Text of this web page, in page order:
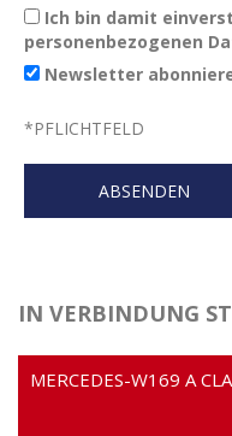
Ich bin damit
personenbezogenen
Newsletter
*PFLICHTFELD
IN VERBINDUNG
MERCEDES-W169 A